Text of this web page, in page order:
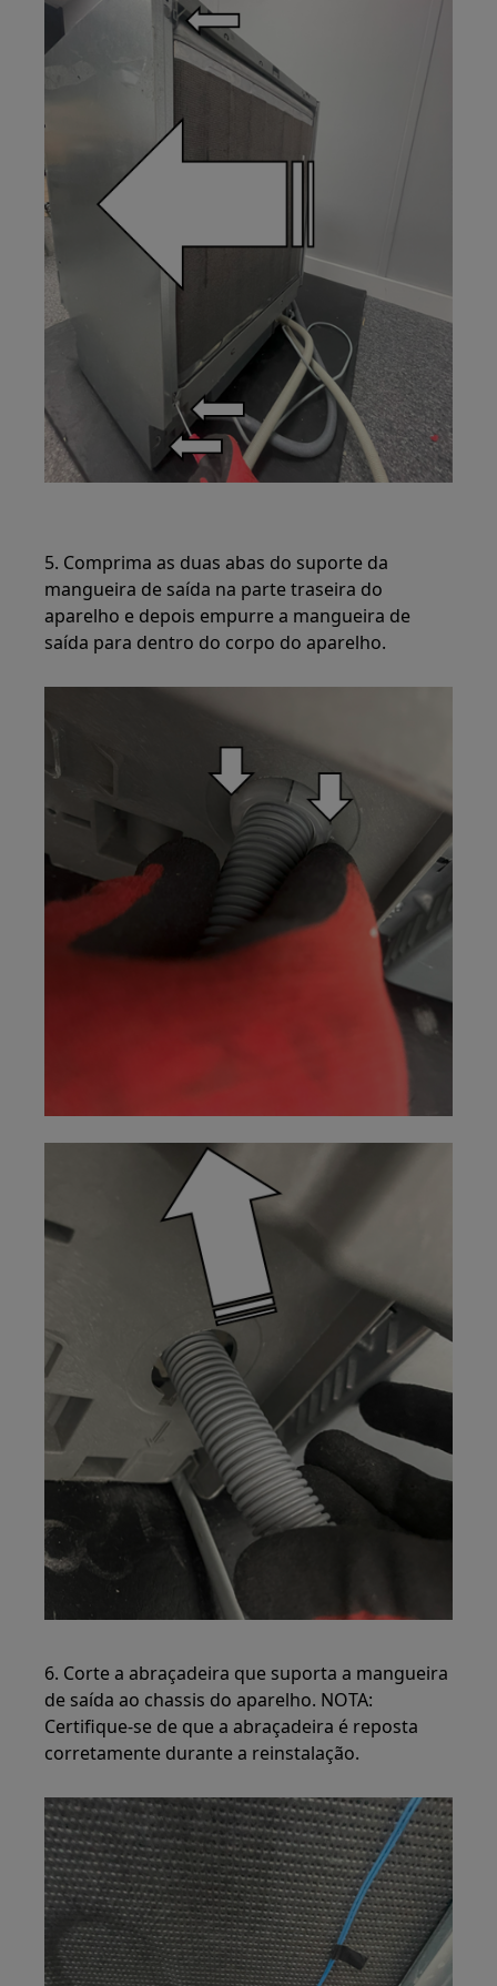
5. Comprima as duas abas do suporte da
mangueira de saída na parte traseira do
aparelho e depois empurre a mangueira de
saída para dentro do corpo do aparelho.
6. Corte a abraçadeira que suporta a mangueira
de saída ao chassis do aparelho. NOTA:
Certifique-se de que a abraçadeira é reposta
corretamente durante a reinstalação.